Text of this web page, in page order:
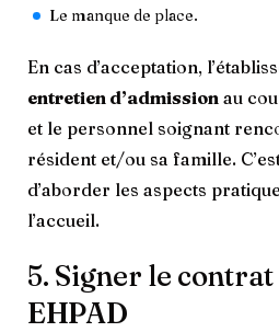
Le manque de place.
En cas d’acceptation,
entretien d’admission au
et le personnel soignant
résident et/ou sa famille.
d’aborder les aspects
l’accueil.
5. Signer le
EHPAD